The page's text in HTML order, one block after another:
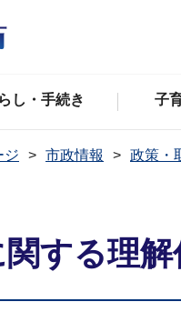
し・手続き 子
ジ 市政情報 政策・
する理